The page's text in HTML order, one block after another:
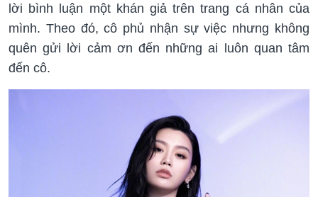
lời bình luận một khán giả trên trang cá nhân của
mình. Theo đó, cô phủ nhận sự việc nhưng không
quên gửi lời cảm ơn đến những ai luôn quan tâm
đến cô.